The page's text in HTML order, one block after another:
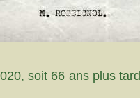
soit 66 ans plus